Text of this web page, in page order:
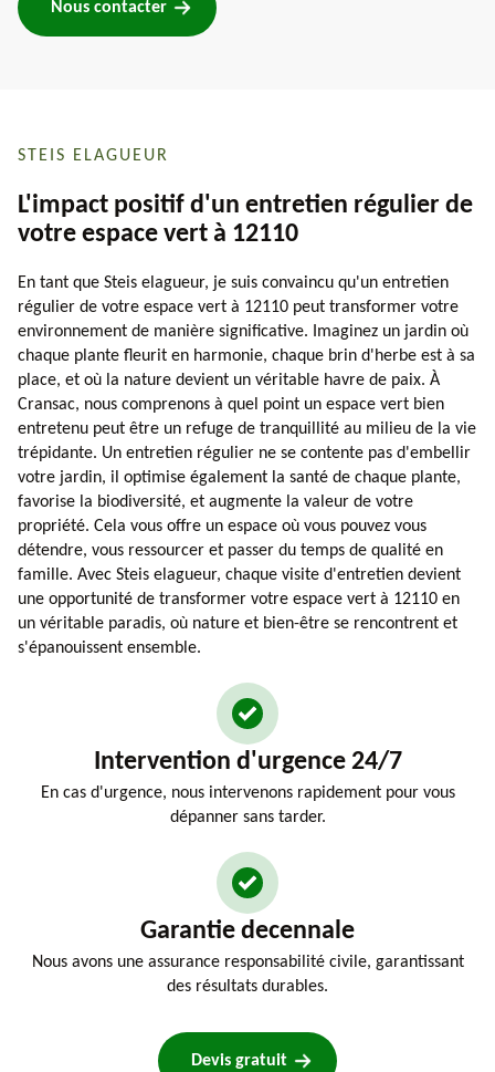
Nous contacter
STEIS ELAGUEUR
L'impact positif d'un entretien régulier de
votre espace vert à 12110
En tant que Steis elagueur, je suis convaincu qu'un entretien
régulier de votre espace vert à 12110 peut transformer votre
environnement de manière significative. Imaginez un jardin où
chaque plante fleurit en harmonie, chaque brin d'herbe est à sa
place, et où la nature devient un véritable havre de paix. À
Cransac, nous comprenons à quel point un espace vert bien
entretenu peut être un refuge de tranquillité au milieu de la vie
trépidante. Un entretien régulier ne se contente pas d'embellir
votre jardin, il optimise également la santé de chaque plante,
favorise la biodiversité, et augmente la valeur de votre
propriété. Cela vous offre un espace où vous pouvez vous
détendre, vous ressourcer et passer du temps de qualité en
famille. Avec Steis elagueur, chaque visite d'entretien devient
une opportunité de transformer votre espace vert à 12110 en
un véritable paradis, où nature et bien-être se rencontrent et
s'épanouissent ensemble.
Intervention d'urgence 24/7
En cas d'urgence, nous intervenons rapidement pour vous
dépanner sans tarder.
Garantie decennale
Nous avons une assurance responsabilité civile, garantissant
des résultats durables.
Devis gratuit